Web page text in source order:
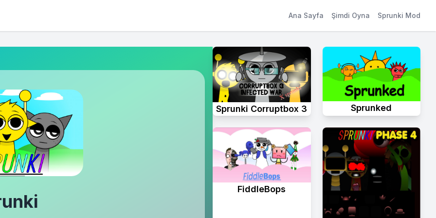
Ana Sayfa Şimdi Oyna Sprunki Mod
Sprunki Corruptbox 3 Sprunked
FiddleBops